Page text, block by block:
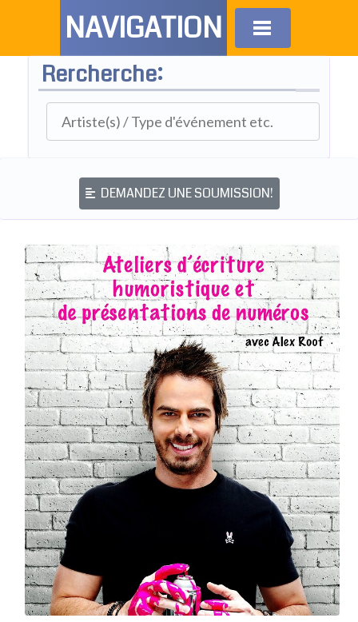
NAVIGATION
Rercherche:
DEMANDEZ UNE SOUMISSION!